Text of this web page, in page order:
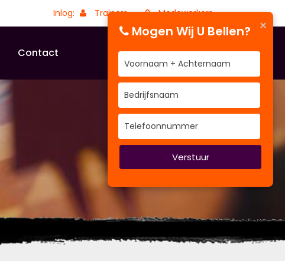
Inlog: Trainers Medewerkers
Contact
×
Mogen Wij U Bellen?
Verstuur